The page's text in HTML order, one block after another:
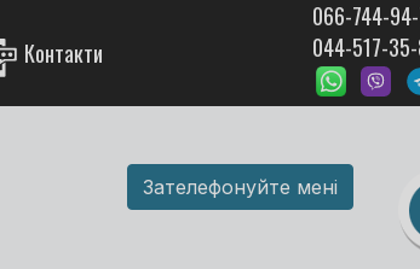
Контакти
066-744-
044-517-
Зателефонуйте мені